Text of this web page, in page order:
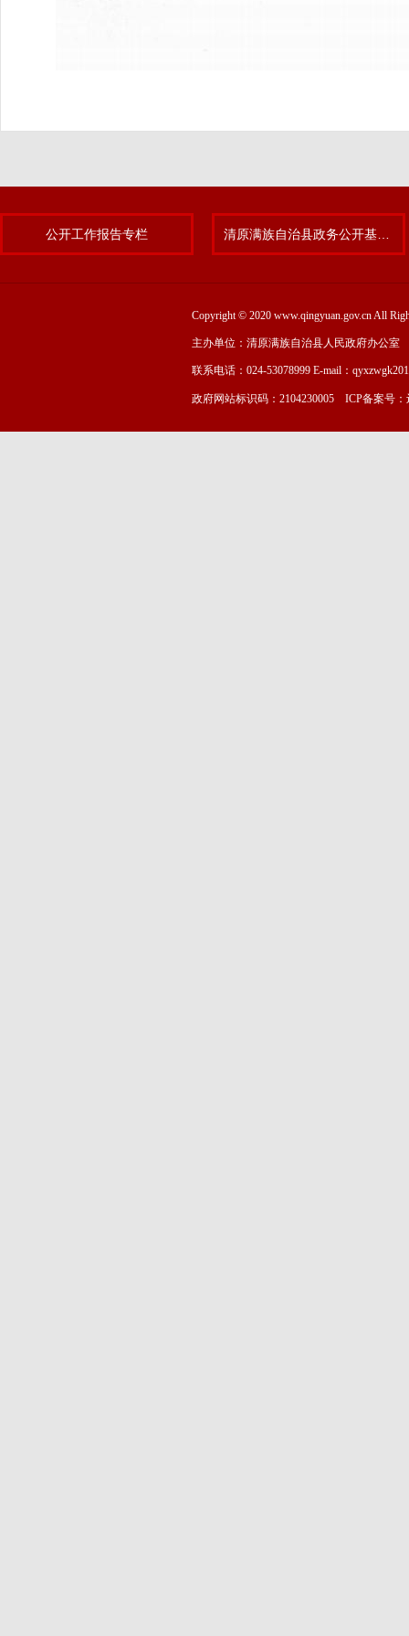
公开工作报告专栏
Copyright © 2020 www.qingyuan.gov.cn All
主办单位：清原满族自治县人民政府办公室
联系电话：024-53078999 E-mail：
政府网站标识码：2104230005 ICP备案号：